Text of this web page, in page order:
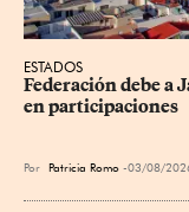
ESTADOS
Federación debe a
en participaciones
Por Patricia Romo 03/08/